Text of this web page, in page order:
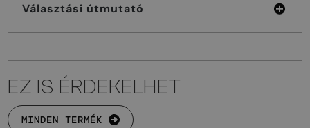
Választási útmutató
EZ IS ÉRDEKELHET
MINDEN TERMÉK